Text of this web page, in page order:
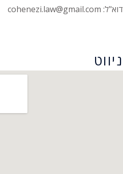
דוא"ל: cohenezi.law@gmail.com
ניווט